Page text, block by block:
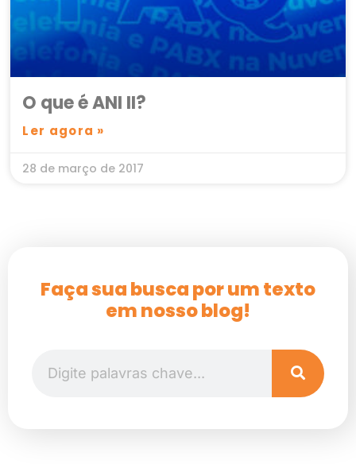
O que é ANI II?
Ler agora »
28 de março de 2017
Faça sua busca por um texto
em nosso blog!